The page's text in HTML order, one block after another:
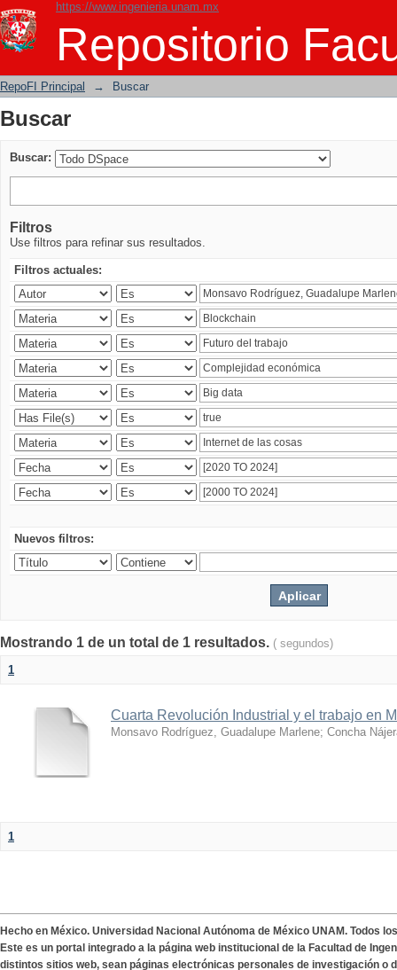
https://www.ingenieria.unam.mx
Repositorio
Buscar
RepoFI Principal → Buscar
Buscar
Buscar:
Filtros
Use filtros para refinar sus resultados.
Filtros actuales:
Nuevos filtros:
Mostrando 1 de un total de 1 resultados. ( segundos)
1
Cuarta Revolución Industrial y el trabajo en
Monsavo Rodríguez, Guadalupe Marlene; Concha
1
Hecho en México. Universidad Nacional Autónoma de México UNAM. Todos
Este es un portal integrado a la página web institucional de la Facultad de
distintos sitios web, sean páginas electrónicas personales de investigación o